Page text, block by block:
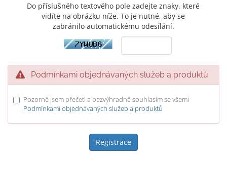
Do příslušného textového pole zadejte znaky, které
vidíte na obrázku níže. To je nutné, aby se
zabránilo automatickému odesílání.
Podmínkami objednávaných služeb a produktů
Pozorně jsem přečetl a bezvýhradně souhlasím se všemi
Podmínkami objednávaných služeb a produktů